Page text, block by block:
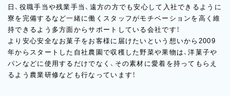
日、役職手当や残業手当、遠方の方でも安心して入社できるように
寮を完備するなど一緒に働くスタッフがモチベーションを高く維
持できるよう多方面からサポートしている会社です！
より安心安全なお菓子をお客様に届けたいという想いから2009
年からスタートした自社農園で収穫した野菜や果物は、洋菓子や
パンなどに使用するだけでなく、その素材に愛着を持ってもらえ
るよう農業研修なども行なっています！